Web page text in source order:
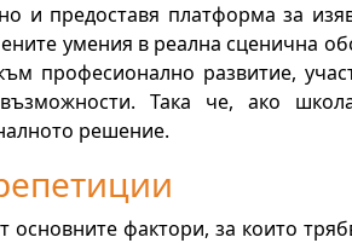
и предоставя платформа за
умения в реална сценична
професионално развитие,
Така че, ако
решение.
фактори, за които